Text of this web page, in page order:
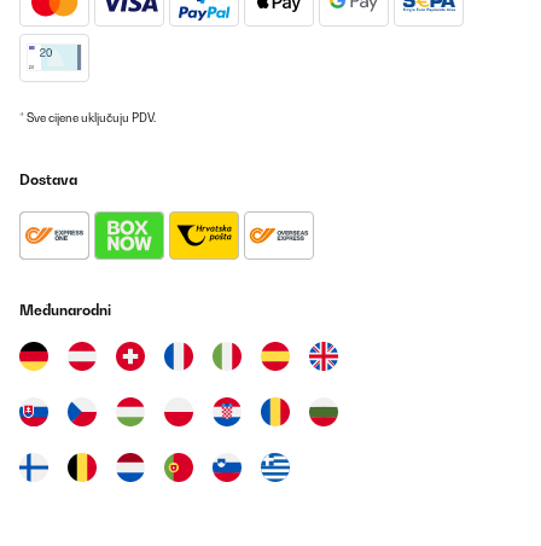
* Sve cijene uključuju PDV.
Dostava
Međunarodni